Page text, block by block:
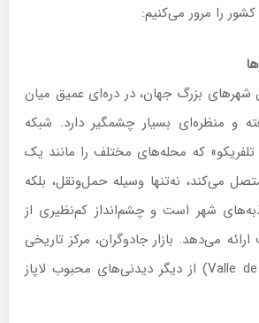
را مرور می‌کنیم:
شهرهای بزرگ جهان، در دره‌ای عمیق میان
و منظره‌ای بسیار چشمگیر دارد. شبکه
که محله‌های مختلف را مانند یک
می‌کند، نه‌تنها وسیله حمل‌ونقل، بلکه
شهر است و چشم‌انداز کم‌نظیری از
می‌دهد. بازار جادوگران، مرکز تاریخی
و دره ماه (Valle de la Luna) از دیگر دیدنی‌های محبوب لاپاز